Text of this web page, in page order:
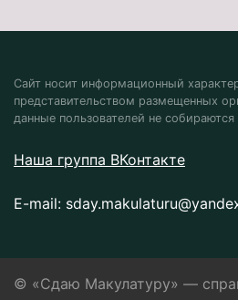
Сайт носит информационный
представительством размещенных
данные пользователей не собираются
Наша группа ВКонтакте
E-mail:
© «Сдаю Макулатуру» —